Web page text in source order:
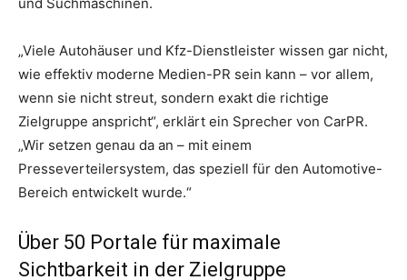
„Viele Autohäuser und Kfz-Dienstleister wissen gar nicht,
wie effektiv moderne Medien-PR sein kann – vor allem,
wenn sie nicht streut, sondern exakt die richtige
Zielgruppe anspricht“, erklärt ein Sprecher von CarPR.
„Wir setzen genau da an – mit einem
Presseverteilersystem, das speziell für den Automotive-
Bereich entwickelt wurde.“
Über 50 Portale für maximale
Sichtbarkeit in der Zielgruppe